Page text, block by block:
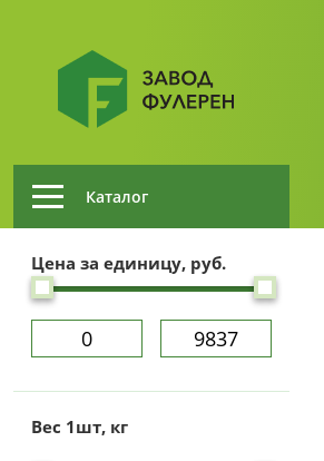
Каталог
Цена за единицу, руб.
Вес 1шт, кг